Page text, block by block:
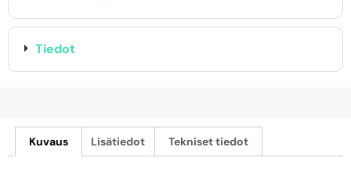
Tiedot
Kuvaus Lisätiedot Tekniset tiedot